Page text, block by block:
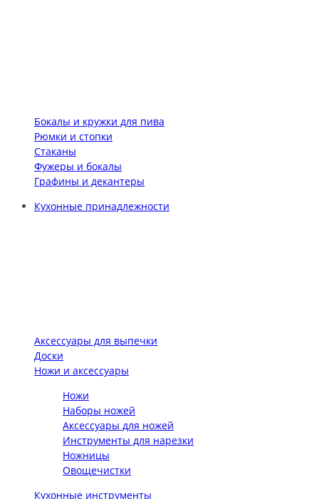
Бокалы и кружки для пива
Рюмки и стопки
Стаканы
Фужеры и бокалы
Графины и декантеры
Кухонные принадлежности
Аксессуары для выпечки
Доски
Ножи и аксессуары
Ножи
Наборы ножей
Аксессуары для ножей
Инструменты для нарезки
Ножницы
Овощечистки
Кухонные инструменты